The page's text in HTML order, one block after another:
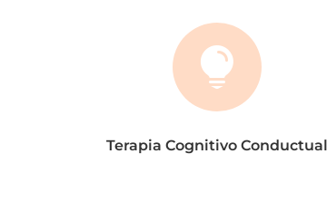

Terapia Cognitivo Conductual